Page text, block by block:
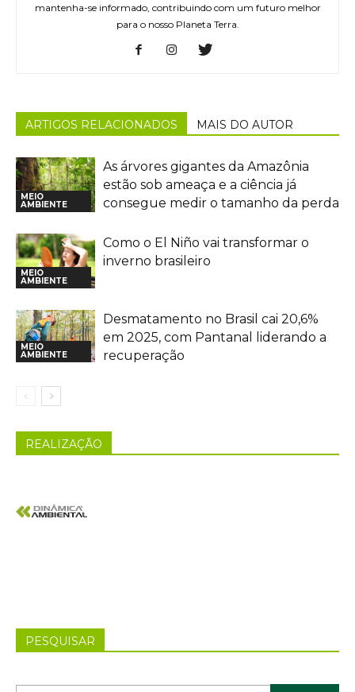
mantenha-se informado, contribuindo com um futuro melhor
para o nosso Planeta Terra.
ARTIGOS RELACIONADOS MAIS DO AUTOR
MEIO
AMBIENTE
As árvores gigantes da Amazônia
estão sob ameaça e a ciência já
consegue medir o tamanho da perda
MEIO
AMBIENTE
Como o El Niño vai transformar o
inverno brasileiro
MEIO
AMBIENTE
Desmatamento no Brasil cai 20,6%
em 2025, com Pantanal liderando a
recuperação
REALIZAÇÃO
PESQUISAR